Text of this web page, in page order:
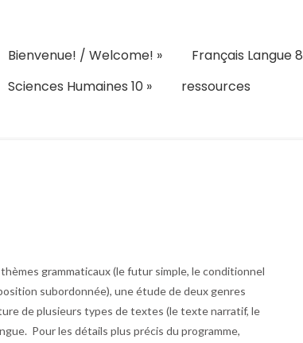
Bienvenue! / Welcome! » Français Langue 8
Sciences Humaines 10» ressources
grammaticaux (le futur simple, le conditionnel
subordonnée), une étude de deux genres
de plusieurs types de textes (le texte narratif, le
Pour les détails plus précis du programme,